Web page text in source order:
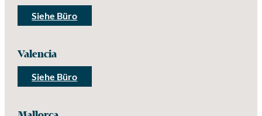
Siehe Büro
Valencia
Siehe Büro